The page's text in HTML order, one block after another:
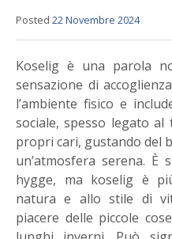
Posted 22 Novembre 2024
Koselig è una parola
sensazione di
l’ambiente fisico e
sociale, spesso legato
propri cari, gustando del
un’atmosfera serena. È
hygge, ma koselig è
natura e allo stile di
piacere delle piccole